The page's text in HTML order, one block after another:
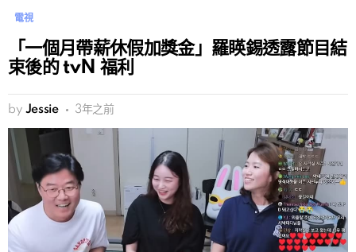
電視
「一個月帶薪休假加獎金」羅䁐錫透露節目結
束後的 tvN 福利
by Jessie 3年之前